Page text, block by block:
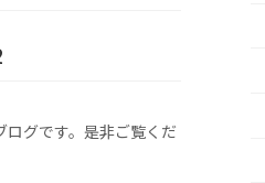
グです。是非ご覧くだ